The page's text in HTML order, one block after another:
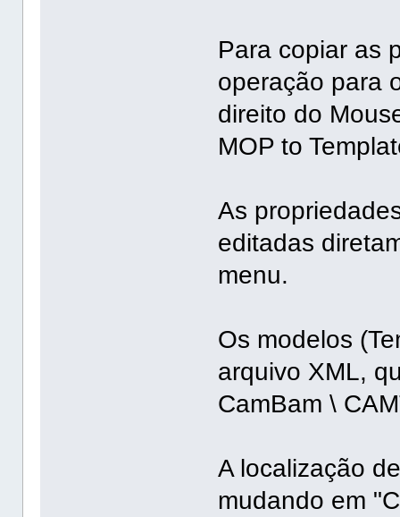
Para copiar as
operação para
direito do
MOP to
As
editadas
menu.
Os modelos
arquivo XML,
CamBam \
A localização
mudando em